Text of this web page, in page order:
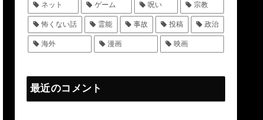
ネット ゲーム 呪い 宗教
怖くない話 霊能 事故 投稿 政治
海外 漫画 映画
最近のコメント